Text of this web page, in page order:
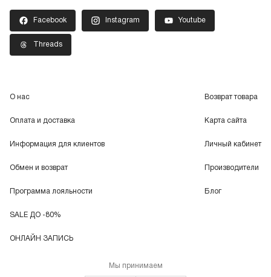
Facebook Instagram Youtube
Threads
О нас
Оплата и доставка
Информация для клиентов
Обмен и возврат
Программа лояльности
SALE ДО -80%
ОНЛАЙН ЗАПИСЬ
Возврат товара
Карта сайта
Личный кабинет
Производители
Блог
Мы принимаем